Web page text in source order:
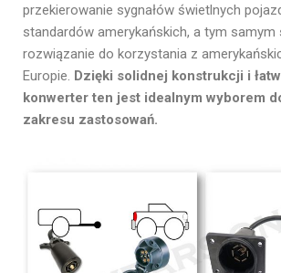
przekierowanie sygnałów świetlnych
standardów amerykańskich, a tym samym
rozwiązanie do korzystania z
Europie. Dzięki solidnej konstrukcji i
konwerter ten jest idealnym wyborem
zakresu zastosowań.